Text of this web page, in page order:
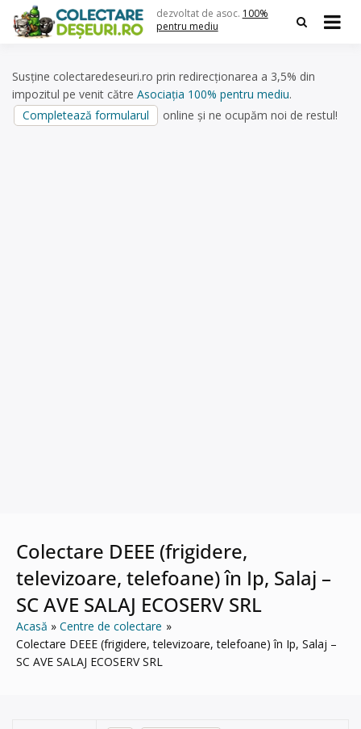
content
dezvoltat de asoc. 100%
pentru mediu
Susține colectaredeseuri.ro prin redirecționarea a 3,5% din
impozitul pe venit către Asociația 100% pentru mediu.
Completează formularul
online și ne ocupăm noi de restul!
Colectare DEEE (frigidere,
televizoare, telefoane) în Ip, Salaj –
SC AVE SALAJ ECOSERV SRL
Acasă
Centre de colectare
Colectare DEEE (frigidere, televizoare, telefoane) în Ip, Salaj –
SC AVE SALAJ ECOSERV SRL